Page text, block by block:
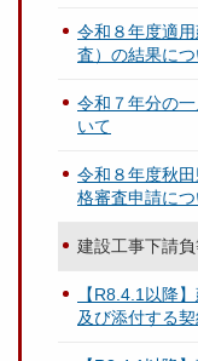
令和８年度適
査）の結果に
令和７年分の
いて
令和８年度秋
格審査申請に
建設工事下請
【R8.4.1以降
及び添付する